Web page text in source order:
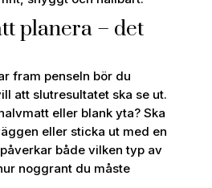
planera – det
fram penseln bör du
att slutresultatet ska se ut.
eller blank yta? Ska
eller sticka ut med en
både vilken typ av
noggrant du måste